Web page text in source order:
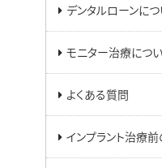
デンタルローンに
モニター治療につ
よくある質問
インプラント治療